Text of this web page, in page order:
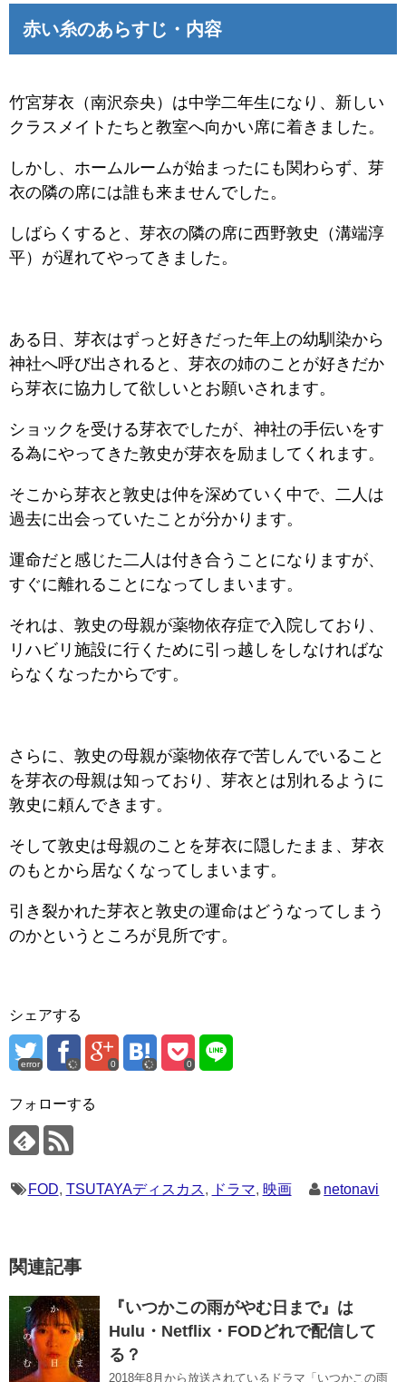
赤い糸のあらすじ・内容
竹宮芽衣（南沢奈央）は中学二年生になり、新しい
クラスメイトたちと教室へ向かい席に着きました。
しかし、ホームルームが始まったにも関わらず、芽
衣の隣の席には誰も来ませんでした。
しばらくすると、芽衣の隣の席に西野敦史（溝端淳
平）が遅れてやってきました。
ある日、芽衣はずっと好きだった年上の幼馴染から
神社へ呼び出されると、芽衣の姉のことが好きだか
ら芽衣に協力して欲しいとお願いされます。
ショックを受ける芽衣でしたが、神社の手伝いをす
る為にやってきた敦史が芽衣を励ましてくれます。
そこから芽衣と敦史は仲を深めていく中で、二人は
過去に出会っていたことが分かります。
運命だと感じた二人は付き合うことになりますが、
すぐに離れることになってしまいます。
それは、敦史の母親が薬物依存症で入院しており、
リハビリ施設に行くために引っ越しをしなければな
らなくなったからです。
さらに、敦史の母親が薬物依存で苦しんでいること
を芽衣の母親は知っており、芽衣とは別れるように
敦史に頼んできます。
そして敦史は母親のことを芽衣に隠したまま、芽衣
のもとから居なくなってしまいます。
引き裂かれた芽衣と敦史の運命はどうなってしまう
のかというところが見所です。
シェアする
error 0 0
フォローする
FOD, TSUTAYAディスカス, ドラマ, 映画 netonavi
関連記事
『いつかこの雨がやむ日まで』は
Hulu・Netflix・FODどれで配信して
る？
2018年8月から放送されているドラマ「いつかこの雨